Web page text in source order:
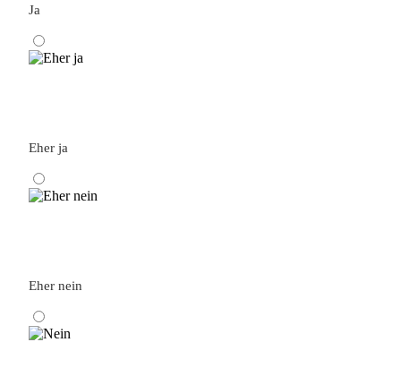
Ja
Eher ja
Eher nein